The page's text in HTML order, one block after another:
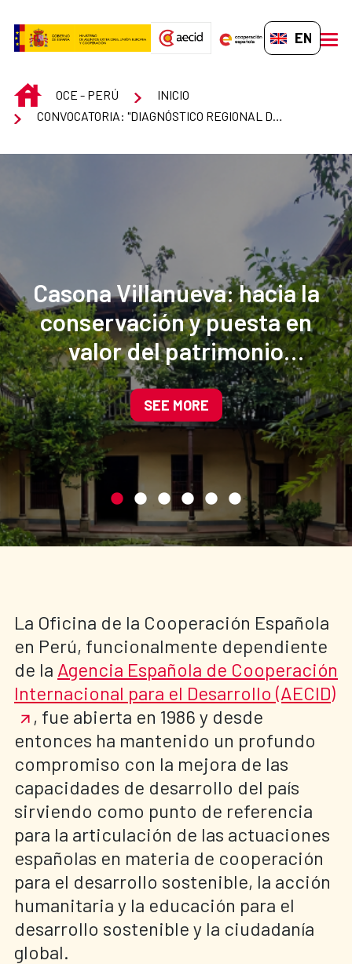
EN-GB
INICIOOCE - PERÚ
INICIO
Casona Villanueva: hacia la
conservación y puesta en
valor del patrimonio
cultural del centro
histórico de Cajamarca
SEE MORE
La Oficina de la Cooperación Española
en Perú, funcionalmente dependiente
de la Agencia Española de Cooperación
Internacional para el Desarrollo (AECID)
, fue abierta en 1986 y desde
entonces ha mantenido un profundo
compromiso con la mejora de las
capacidades de desarrollo del país
sirviendo como punto de referencia
para la articulación de las actuaciones
españolas en materia de cooperación
para el desarrollo sostenible, la acción
humanitaria y la educación para el
desarrollo sostenible y la ciudadanía
global.